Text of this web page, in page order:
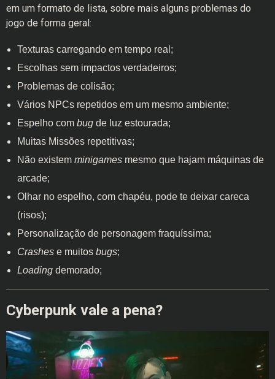
em um formato de lista, sobre mais alguns problemas do
jogo de forma geral:
Texturas carregando em tempo real;
Escolhas sem impactos verdadeiros;
Problemas de colisão;
Vários NPCs repetidos em um mesmo ambiente;
Espelho com bug de luz estourada;
Muitas Missões repetitivas;
Não existem minigames mesmo que hajam máquinas de
arcade;
Olhar no espelho, com chapéu, pode te deixar careca
(risos);
Personalização de personagem fraquíssima;
Crashese muitos bugs;
Loadingdemorado;
Cyberpunk vale a pena?